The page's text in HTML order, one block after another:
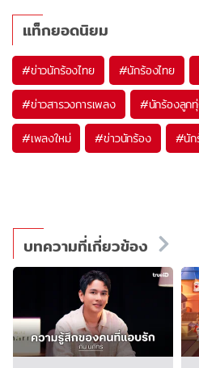
แท็กยอดนิยม
#ข่าวนักร้องไทย #นักร้องไทย
#ข่าวสารวงการเพลง #นักร้องลูก
#เพลงใหม่ #ข่าวนักร้อง #นัก
บทความที่เกี่ยวข้อง